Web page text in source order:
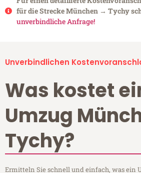
für die Strecke München → Tychy
unverbindliche Anfrage!
Unverbindlichen
Was kostet
Umzug
Tychy?
Ermitteln Sie schnell und einfach, was ein